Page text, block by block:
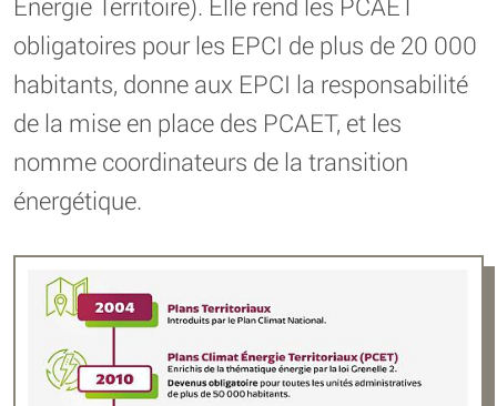
obligatoires pour les EPCI de plus de 20 000
habitants, donne aux EPCI la responsabilité
de la mise en place des PCAET, et les
nomme coordinateurs de la transition
énergétique.